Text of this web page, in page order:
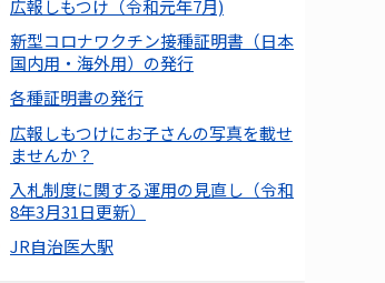
広報しもつけ（令和元年7月)
新型コロナワクチン接種証明書（日本
国内用・海外用）の発行
各種証明書の発行
広報しもつけにお子さんの写真を載せ
ませんか？
入札制度に関する運用の見直し（令和
8年3月31日更新）
JR自治医大駅